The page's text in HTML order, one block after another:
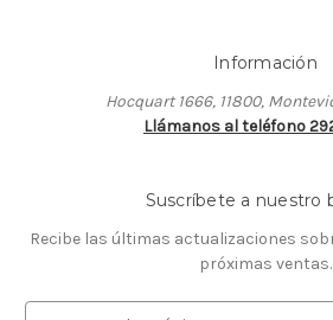
Información
Hocquart 1666, 11800,
Llámanos al teléfono
Suscríbete a nuestro
Recibe las últimas actualizaciones
próximas ventas.